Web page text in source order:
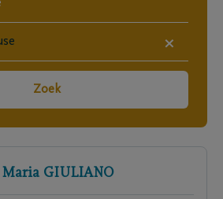
×
Zoek
GIULIANO